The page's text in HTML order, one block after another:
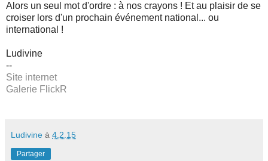
Alors un seul mot d'ordre : à nos crayons ! Et au plaisir de se
croiser lors d'un prochain événement national... ou
international !
Ludivine
--
Site internet
Galerie FlickR
Ludivine à 4.2.15
Partager